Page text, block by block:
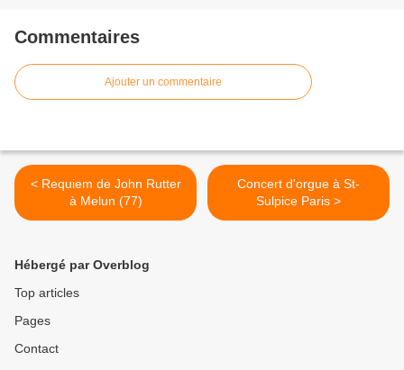
Commentaires
Ajouter un commentaire
< Requiem de John Rutter
à Melun (77)
Concert d'orgue à St-
Sulpice Paris >
Hébergé par Overblog
Top articles
Pages
Contact